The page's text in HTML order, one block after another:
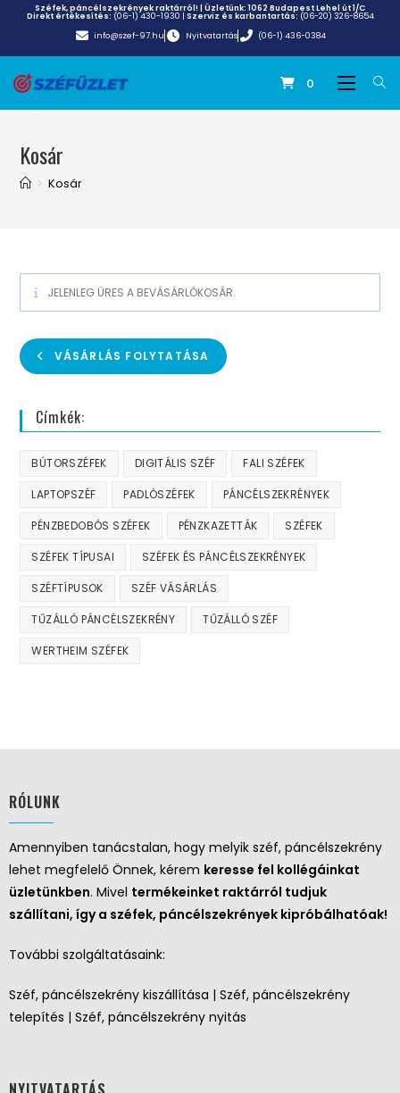
Széfek, páncélszekrények raktárról! | Üzletünk:1062 Budapest Lehel út 1/C
Direkt értékesítés: (06-1) 430-1930 | Szerviz és karbantartás: (06-20) 326-8654
info@szef-97.hu
Nyitvatartás (06-1) 436-0384
0
Kosár
> Kosár
JELENLEG ÜRES A BEVÁSÁRLÓKOSÁR.
VÁSÁRLÁS FOLYTATÁSA
Címkék:
BÚTORSZÉFEK DIGITÁLIS SZÉF FALI SZÉFEK
LAPTOPSZÉF PADLÓSZÉFEK PÁNCÉLSZEKRÉNYEK
PÉNZBEDOBÓS SZÉFEK PÉNZKAZETTÁK SZÉFEK
SZÉFEK TÍPUSAI SZÉFEK ÉS PÁNCÉLSZEKRÉNYEK
SZÉFTÍPUSOK SZÉF VÁSÁRLÁS
TŰZÁLLÓ PÁNCÉLSZEKRÉNY TŰZÁLLÓ SZÉF
WERTHEIM SZÉFEK
RÓLUNK
Amennyiben tanácstalan, hogy melyik széf, páncélszekrény
lehet megfelelő Önnek, kérem keresse fel kollégáinkat
üzletünkben. Mivel termékeinket raktárról tudjuk
szállítani, így a széfek, páncélszekrények kipróbálhatóak!
További szolgáltatásaink:
Széf, páncélszekrény kiszállítása | Széf, páncélszekrény
telepítés | Széf, páncélszekrény nyitás